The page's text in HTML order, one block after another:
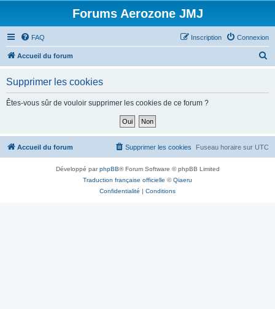
Forums Aerozone JMJ
FAQ Connexion
Inscription
Accueil du forum
h
Supprimer les cookies
Êtes-vous sûr de vouloir supprimer les cookies de ce forum ?
Accueil du forum Fuseau horaire sur UTC
Supprimer les cookies
Développé parphpBB® Forum Software © phpBB Limited
Traduction française officielle ©Qiaeru
Confidentialité | Conditions